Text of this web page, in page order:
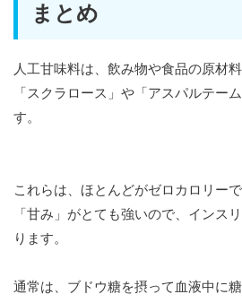
まとめ
人工甘味料は、飲み物や食品の原材
「スクラロース」や「アスパルテー
す。
これらは、ほとんどがゼロカロリーで
「甘み」がとても強いので、インス
ります。
通常は、ブドウ糖を摂って血液中に